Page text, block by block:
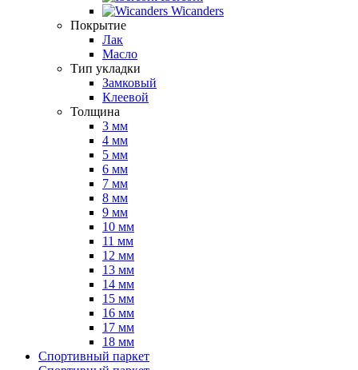
Wicanders
Покрытие
Лак
Масло
Тип укладки
Замковый
Клеевой
Толщина
3 мм
4 мм
5 мм
6 мм
7 мм
8 мм
9 мм
10 мм
11 мм
12 мм
13 мм
14 мм
15 мм
16 мм
17 мм
18 мм
Спортивный паркет